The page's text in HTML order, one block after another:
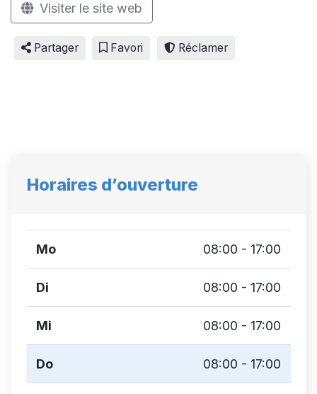
Visiter le site web
Partager Favori Réclamer
Horaires d’ouverture
Mo 08:00 - 17:00
Di 08:00 - 17:00
Mi 08:00 - 17:00
Do 08:00 - 17:00